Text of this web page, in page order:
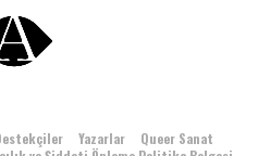
Yazarlar
Queer Sanat